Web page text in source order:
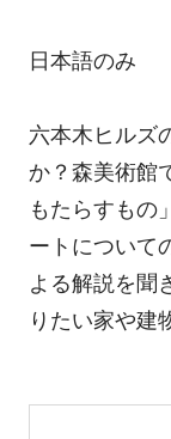
日本語のみ
六本木ヒルズ
か？森美術館
もたらすもの
ートについて
よる解説を聞
りたい家や建